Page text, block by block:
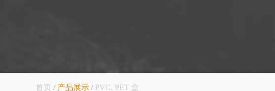
首页 / 产品展示 / PVC, PET 盒